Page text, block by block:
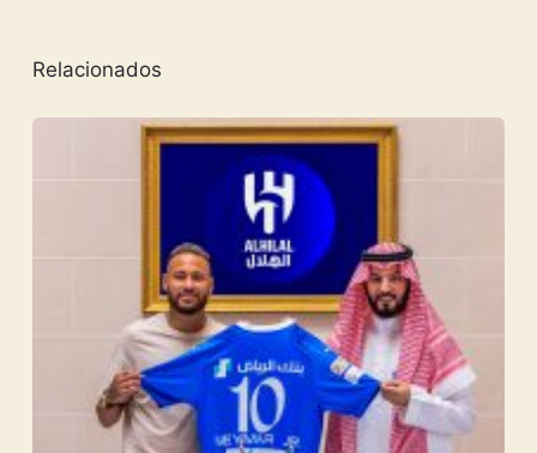
Relacionados